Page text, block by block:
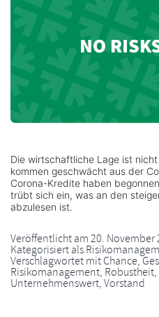
Die wirtschaftliche Lage ist
kommen geschwächt aus der
Corona-Kredite haben
trübt sich ein, was an den
abzulesen ist.
Veröffentlicht am20. November
Kategorisiert als
Verschlagwortet mitChance,
Risikomanagement, Robustheit,
Unternehmenswert,Vorstand